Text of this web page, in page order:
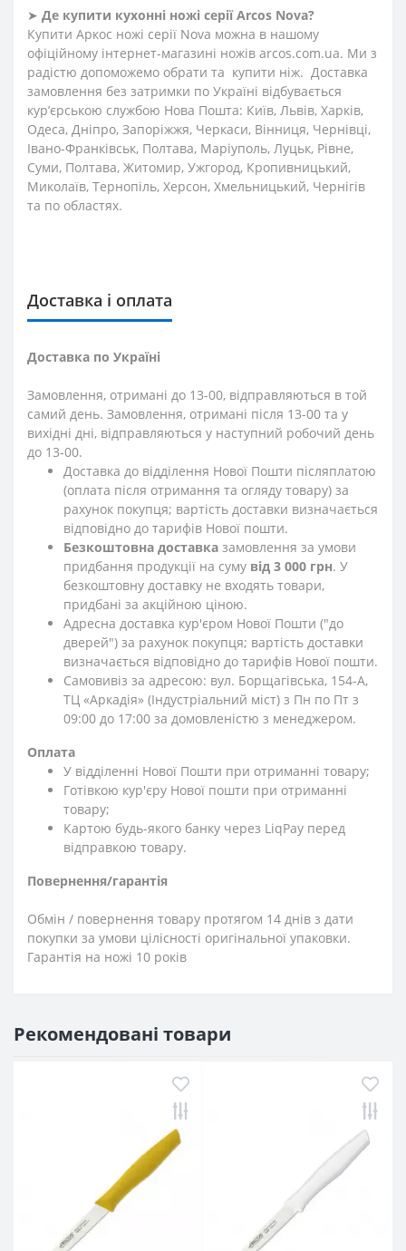
➤ Де купити кухонні ножі серії Arcos Nova?
Купити Аркос ножі серії Nova можна в нашому
офіційному інтернет-магазині ножів arcos.com.ua. Ми з
радістю допоможемо обрати та купити ніж. Доставка
замовлення без затримки по Україні відбувається
кур’єрською службою Нова Пошта: Київ, Львів, Харків,
Одеса, Дніпро, Запоріжжя, Черкаси, Вінниця, Чернівці,
Івано-Франківськ, Полтава, Маріуполь, Луцьк, Рівне,
Суми, Полтава, Житомир, Ужгород, Кропивницький,
Миколаїв, Тернопіль, Херсон, Хмельницький, Чернігів
та по областях.
Доставка і оплата
Доставка по Україні
Замовлення, отримані до 13-00, відправляються в той
самий день. Замовлення, отримані після 13-00 та у
вихідні дні, відправляються у наступний робочий день
до 13-00.
Доставка до відділення Нової Пошти післяплатою
(оплата після отримання та огляду товару) за
рахунок покупця; вартість доставки визначається
відповідно до тарифів Нової пошти.
Безкоштовна доставка замовлення за умови
придбання продукції на суму від 3 000 грн. У
безкоштовну доставку не входять товари,
придбані за акційною ціною.
Адресна доставка кур'єром Нової Пошти ("до
дверей") за рахунок покупця; вартість доставки
визначається відповідно до тарифів Нової пошти.
Самовивіз за адресою: вул. Борщагівська, 154-А,
ТЦ «Аркадія» (Індустріальний міст) з Пн по Пт з
09:00 до 17:00 за домовленістю з менеджером.
Оплата
У відділенні Нової Пошти при отриманні товару;
Готівкою кур'єру Нової пошти при отриманні
товару;
Картою будь-якого банку через LiqPay перед
відправкою товару.
Повернення/гарантія
Обмін / повернення товару протягом 14 днів з дати
покупки за умови цілісності оригінальної упаковки.
Гарантія на ножі 10 років
Рекомендовані товари